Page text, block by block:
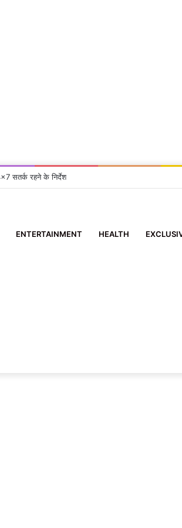
मासूम को दिया नया जीवन
ENTERTAINMENT HEALTH